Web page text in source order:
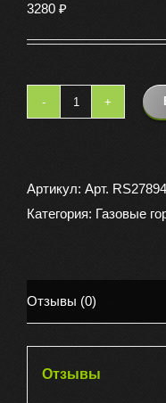
3280 ₽
Количество
настольная
газовая
Артикул: Арт. RS27894
Категория: Газовые
Отзывы (0)
Отзывы